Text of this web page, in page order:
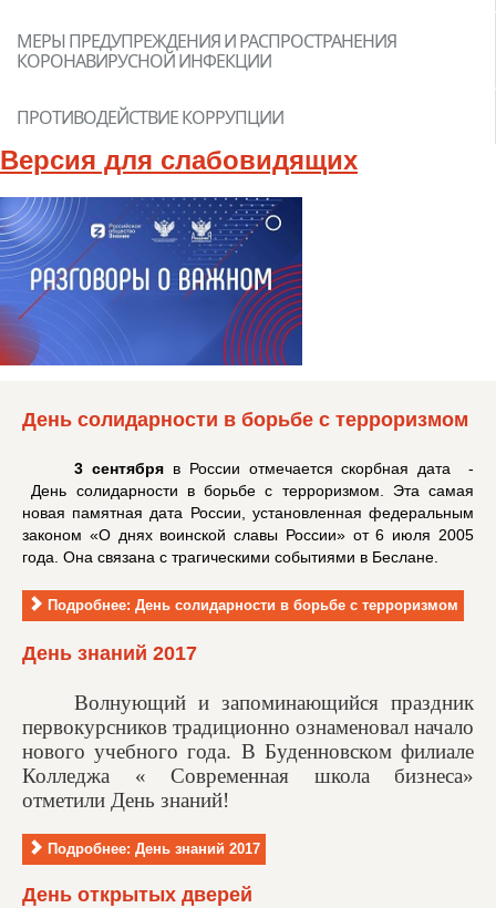
МЕРЫ ПРЕДУПРЕЖДЕНИЯ И РАСПРОСТРАНЕНИЯ
КОРОНАВИРУСНОЙ ИНФЕКЦИИ
ПРОТИВОДЕЙСТВИЕ КОРРУПЦИИ
Версия для слабовидящих
День солидарности в борьбе с терроризмом
3 сентября в России отмечается скорбная дата -
День солидарности в борьбе с терроризмом. Эта самая
новая памятная дата России, установленная федеральным
законом «О днях воинской славы России» от 6 июля 2005
года. Она связана с трагическими событиями в Беслане.
Подробнее: День солидарности в борьбе с терроризмом
День знаний 2017
Волнующий и запоминающийся праздник
первокурсников традиционно ознаменовал начало
нового учебного года. В Буденновском филиале
Колледжа « Современная школа бизнеса»
отметили День знаний!
Подробнее: День знаний 2017
День открытых дверей